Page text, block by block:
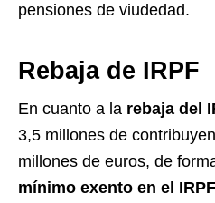
pensiones de viudedad.
Rebaja de IRPF
En cuanto a la rebaja del
3,5 millones de
millones de euros, de
mínimo exento en el IRPF